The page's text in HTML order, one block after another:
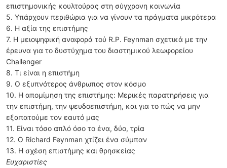
επιστημονικής κουλτούρας στη σύγχρονη κοινωνία
5. Υπάρχουν περιθώρια για να γίνουν τα πράγματα μικρότερα
6. Η αξία της επιστήμης
7. Η μειοψηφική αναφορά τού R.P. Feynman σχετικά με την
έρευνα για το δυστύχημα του διαστημικού λεωφορείου
Challenger
8. Τι είναι η επιστήμη
9. Ο εξυπνότερος άνθρωπος στον κόσμο
10. Η απομίμηση της επιστήμης: Μερικές παρατηρήσεις για
την επιστήμη, την ψευδοεπιστήμη, και για το πώς να μην
εξαπατούμε τον εαυτό μας
11. Είναι τόσο απλό όσο το ένα, δύο, τρία
12. Ο Richard Feynman χτίζει ένα σύμπαν
13. Η σχέση επιστήμης και θρησκείας
Ευχαριστίες